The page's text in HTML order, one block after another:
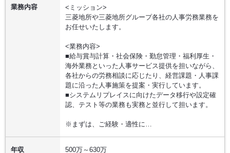
業務内容
<ミッション>
三菱地所や三菱地所グループ各社の人事労務業務を
お任せいたします。
<業務内容>
■給与賞与計算・社会保険・勤怠管理・福利厚生・
海外業務といった人事サービス提供を担いながら、
各社からの労務相談に応じたり、経営課題・人事課
題に沿った人事施策を提案・実行しています。
■システムリプレイスに向けたデータ移行や設定確
認、テスト等の業務も実務と並行して担います。
※まずは、ご経験・適性に…
年収 500万～630万